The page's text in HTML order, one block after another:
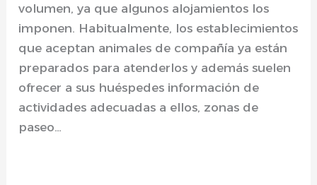
volumen, ya que algunos alojamientos los
imponen. Habitualmente, los establecimientos
que aceptan animales de compañía ya están
preparados para atenderlos y además suelen
ofrecer a sus huéspedes información de
actividades adecuadas a ellos, zonas de
paseo…